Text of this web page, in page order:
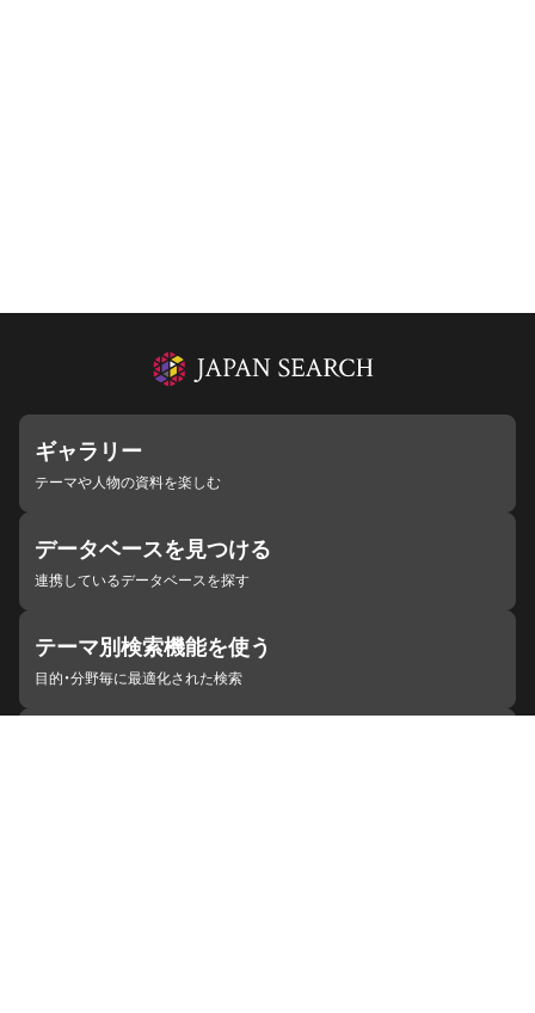
ギャラリー
テーマや人物の資料を楽しむ
データベースを見つける
連携しているデータベースを探す
テーマ別検索機能を使う
目的・分野毎に最適化された検索